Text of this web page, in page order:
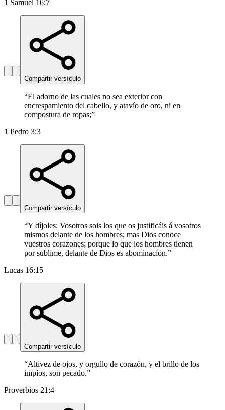
1 Samuel 16:7
Compartir versículo
“El adorno de las cuales no sea exterior con
encrespamiento del cabello, y atavío de oro, ni en
compostura de ropas;”
1 Pedro 3:3
Compartir versículo
“Y díjoles: Vosotros sois los que os justificáis á vosotros
mismos delante de los hombres; mas Dios conoce
vuestros corazones; porque lo que los hombres tienen
por sublime, delante de Dios es abominación.”
Lucas 16:15
Compartir versículo
“Altivez de ojos, y orgullo de corazón, y el brillo de los
impíos, son pecado.”
Proverbios 21:4